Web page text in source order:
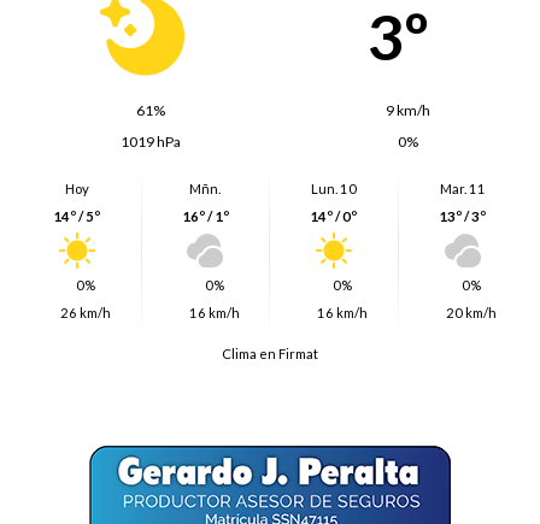
3º
61%
9 km/h
1019 hPa
0%
Hoy
14º / 5º
0%
26 km/h
Mñn.
16º / 1º
0%
16 km/h
Lun. 10
14º / 0º
0%
16 km/h
Mar. 11
13º / 3º
0%
20 km/h
Clima en Firmat